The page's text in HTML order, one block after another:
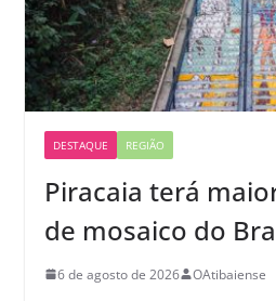
DESTAQUE REGIÃO
Piracaia terá
de mosaico do
6 de agosto de 2026 OAtibaiense